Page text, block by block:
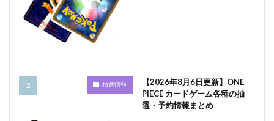
抽選情報
【2026年8月6日更新】ONE
PIECE カードゲーム各種の抽
選・予約情報まとめ